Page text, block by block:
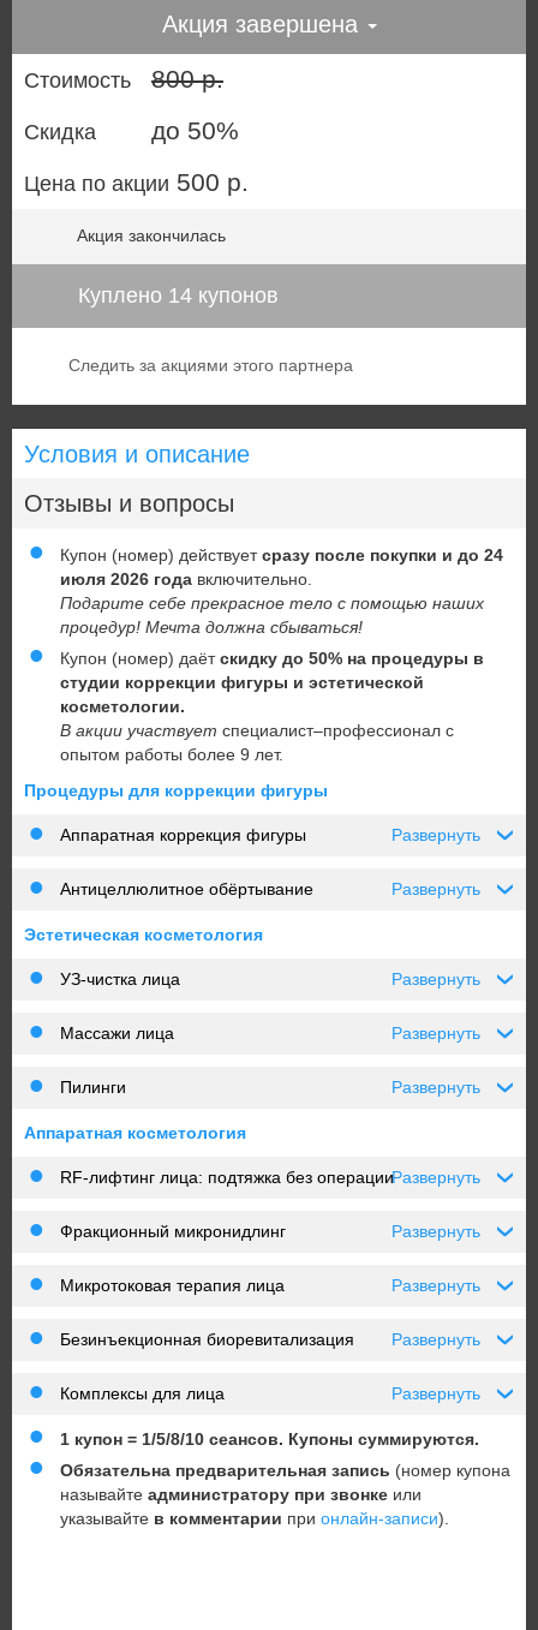
Акция завершена
Стоимость 800 р.
Скидка до 50%
Цена по акции 500 р.
Акция закончилась
Куплено 14 купонов
Следить за акциями этого партнера
Условия и описание
Отзывы и вопросы
Купон (номер) действуетсразу после покупки и до 24
июля 2026 года включительно.
Подарите себе прекрасное тело с помощью наших
процедур! Мечта должна сбываться!
Купон (номер) даётскидку до 50% на процедуры в
студии коррекции фигуры и эстетической
косметологии.
В акции участвует специалист–профессионал с
опытом работы более 9 лет.
Процедуры для коррекции фигуры
›
Развернуть
Аппаратная коррекция фигуры
›
Развернуть
Антицеллюлитное обёртывание
Эстетическая косметология
›
Развернуть
УЗ-чистка лица
›
Развернуть
Массажи лица
›
Развернуть
Пилинги
Аппаратная косметология
›
Развернуть
RF‑лифтинг лица: подтяжка без операции
›
Развернуть
Фракционный микронидлинг
›
Развернуть
Микротоковая терапия лица
›
Развернуть
Безинъекционная биоревитализация
›
Развернуть
Комплексы для лица
1 купон = 1/5/8/10 сеансов. Купоны суммируются.
Обязательна предварительная запись (номер купона
называйте администратору при звонке или
указывайте в комментарии при онлайн-записи).